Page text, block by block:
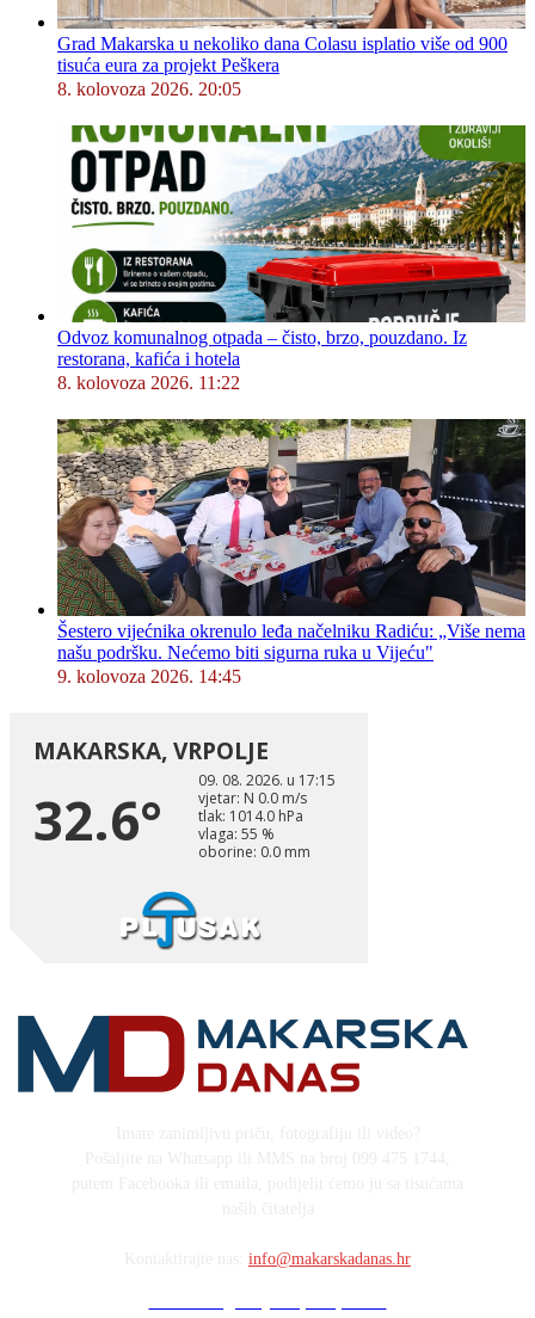
Grad Makarska u nekoliko dana Colasu isplatio više od 900
tisuća eura za projekt Peškera
8. kolovoza 2026. 20:05
Odvoz komunalnog otpada – čisto, brzo, pouzdano. Iz
restorana, kafića i hotela
8. kolovoza 2026. 11:22
Šestero vijećnika okrenulo leđa načelniku Radiću: „Više nema
našu podršku. Nećemo biti sigurna ruka u Vijeću"
9. kolovoza 2026. 14:45
info@makarskadanas.hr